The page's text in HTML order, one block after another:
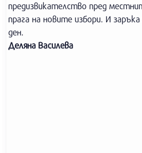
предизвикателство пред
прага на новите избори. И
ден.
Деляна Василева